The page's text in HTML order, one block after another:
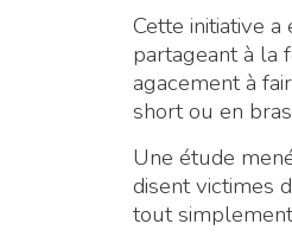
Cette initiative
partageant à la
agacement à
short ou en
Une étude
disent victimes
tout